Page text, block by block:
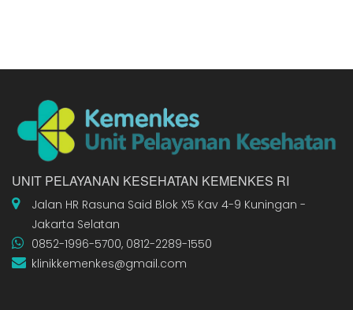
UNIT PELAYANAN KESEHATAN KEMENKES RI
Jalan HR Rasuna Said Blok X5 Kav 4-9 Kuningan -
Jakarta Selatan
0852-1996-5700, 0812-2289-1550
klinikkemenkes@gmail.com